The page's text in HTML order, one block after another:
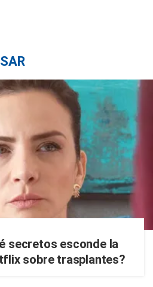
secretos esconde la
sobre trasplantes?